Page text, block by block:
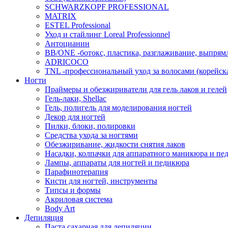
SCHWARZKOPF PROFESSIONAL
MATRIX
ESTEL Professional
Уход и стайлинг Loreal Professionnel
Антоцианин
BB/ONE -ботокс, пластика, разглаживание,
ADRICOCO
TNL -профессиональный уход за волосами
Ногти
Праймеры и обезжириватели для гель лаков и гелей
Гель-лаки, Shellac
Гель, полигель для моделирования ногтей
Декор для ногтей
Пилки, блоки, полировки
Средства ухода за ногтями
Обезжиривание, жидкости снятия лаков
Насадки, колпачки для аппаратного маникюра и
Лампы, аппараты для ногтей и педикюра
Парафинотерапия
Кисти для ногтей, инструменты
Типсы и формы
Акриловая система
Body Art
Депиляция